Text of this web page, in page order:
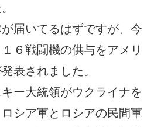
届いてるはずですが、今
６戦闘機の供与をアメリ
表されました。
ー大統領がウクライナを
シア軍とロシアの民間軍